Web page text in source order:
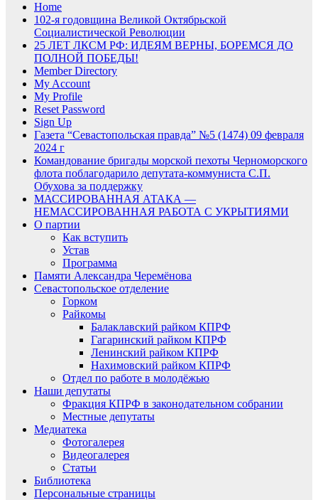
Home
102-я годовщина Великой Октябрьской
Социалистической Революции
25 ЛЕТ ЛКСМ РФ: ИДЕЯМ ВЕРНЫ, БОРЕМСЯ ДО
ПОЛНОЙ ПОБЕДЫ!
Member Directory
My Account
My Profile
Reset Password
Sign Up
Газета “Севастопольская правда” №5 (1474) 09 февраля
2024 г
Командование бригады морской пехоты Черноморского
флота поблагодарило депутата-коммуниста С.П.
Обухова за поддержку
МАССИРОВАННАЯ АТАКА —
НЕМАССИРОВАННАЯ РАБОТА С УКРЫТИЯМИ
О партии
Как вступить
Устав
Программа
Памяти Александра Черемёнова
Севастопольское отделение
Горком
Райкомы
Балаклавский райком КПРФ
Гагаринский райком КПРФ
Ленинский райком КПРФ
Нахимовский райком КПРФ
Отдел по работе в молодёжью
Наши депутаты
Фракция КПРФ в законодательном собрании
Местные депутаты
Медиатека
Фотогалерея
Видеогалерея
Статьи
Библиотека
Персональные страницы